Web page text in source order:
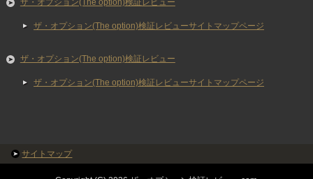
ザ・オプション(The option)検証レビュー
ザ・オプション(The option)検証レビューサイトマップページ
ザ・オプション(The option)検証レビュー
ザ・オプション(The option)検証レビューサイトマップページ
サイトマップ